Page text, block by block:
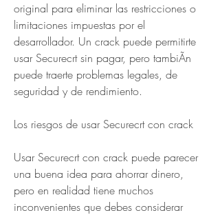
original para eliminar las restricciones o
limitaciones impuestas por el
desarrollador. Un crack puede permitirte
usar Securecrt sin pagar, pero tambiÃn
puede traerte problemas legales, de
seguridad y de rendimiento.
Los riesgos de usar Securecrt con crack
Usar Securecrt con crack puede parecer
una buena idea para ahorrar dinero,
pero en realidad tiene muchos
inconvenientes que debes considerar